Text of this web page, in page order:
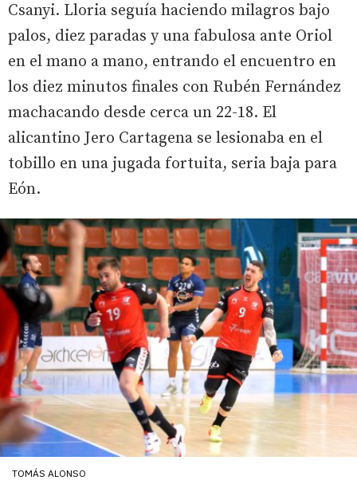
Csanyi. Lloria seguía haciendo milagros bajo
palos, diez paradas y una fabulosa ante Oriol
en el mano a mano, entrando el encuentro en
los diez minutos finales con Rubén Fernández
machacando desde cerca un 22-18. El
alicantino Jero Cartagena se lesionaba en el
tobillo en una jugada fortuita, seria baja para
Eón.
TOMÁS ALONSO